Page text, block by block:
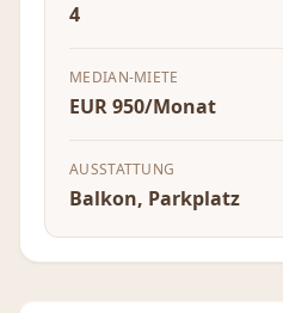
4
MEDIAN-MIETE
EUR 950/Monat
AUSSTATTUNG
Balkon, Parkplatz